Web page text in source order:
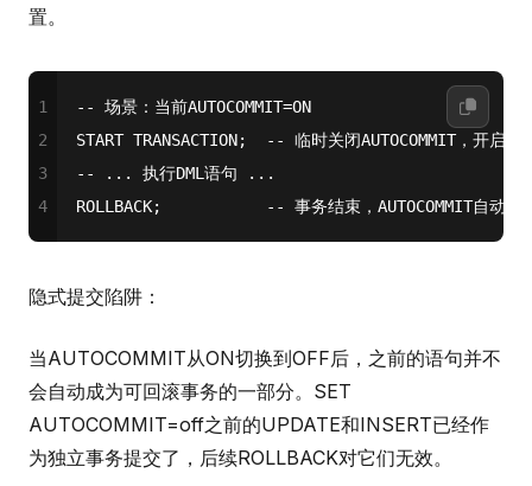
置。
1
2
3
4
-- 场景：当前AUTOCOMMIT=ON
START TRANSACTION;
-- 临时关闭AUTOCOMMIT，开启显
-- ... 执行DML语句 ...
ROLLBACK; -- 事务结束，AUTOCOMMIT自动恢
隐式提交陷阱：
当AUTOCOMMIT从ON切换到OFF后，之前的语句并不
会自动成为可回滚事务的一部分。SET
AUTOCOMMIT=off之前的UPDATE和INSERT已经作
为独立事务提交了，后续ROLLBACK对它们无效。